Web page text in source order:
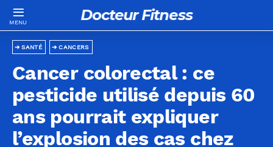
Docteur Fitness
CANCERS
SANTÉ
Cancer colorectal : ce
pesticide utilisé depuis 60
ans pourrait expliquer
l’explosion des cas chez